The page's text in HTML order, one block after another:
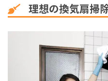
理想の換気扇掃